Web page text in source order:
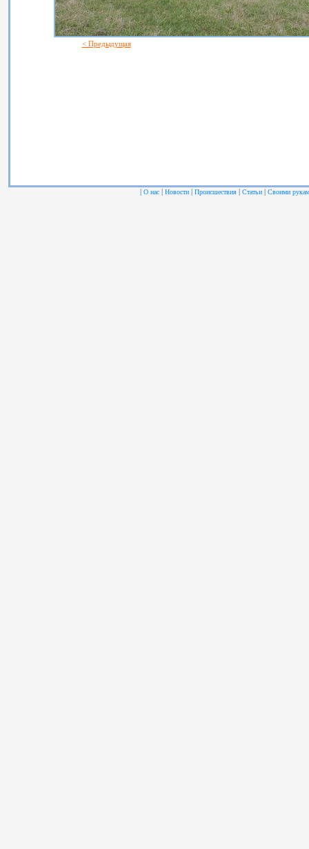
< Предыдущая
| О нас | Новости | Происшествия | Статьи | Своими